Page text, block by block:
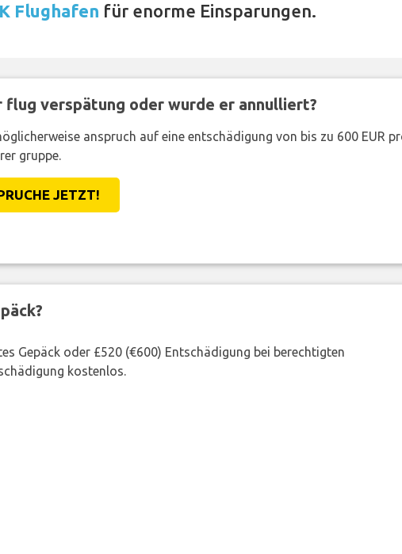
Flughafen für enorme Einsparungen.
flug verspätung oder wurde er annulliert?
anspruch auf eine entschädigung von bis zu 600 EUR pro
gruppe.
Gepäck oder £520 (€600) Entschädigung bei berechtigten